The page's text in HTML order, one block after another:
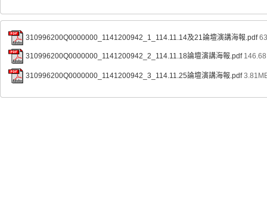
310996200Q0000000_1141200942_1_114.11.14及21論壇演講海報.pdf
310996200Q0000000_1141200942_2_114.11.18論壇演講海報.pdf
310996200Q0000000_1141200942_3_114.11.25論壇演講海報.pdf